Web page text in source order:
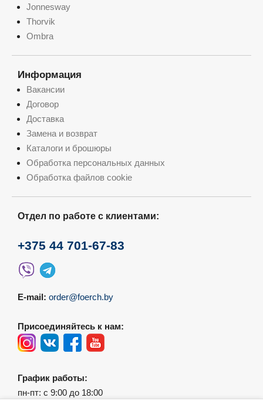
Jonnesway
Thorvik
Ombra
Информация
Вакансии
Договор
Доставка
Замена и возврат
Каталоги и брошюры
Обработка персональных данных
Обработка файлов cookie
Отдел по работе с клиентами:
+375 44 701-67-83
E-mail: order@foerch.by
Присоединяйтесь к нам:
График работы:
пн-пт: с 9:00 до 18:00